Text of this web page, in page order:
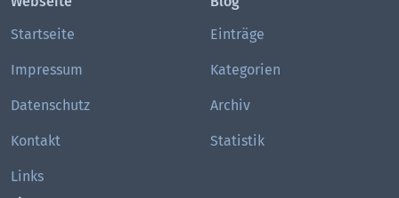
Startseite
Impressum
Datenschutz
Kontakt
Links
Einträge
Kategorien
Archiv
Statistik